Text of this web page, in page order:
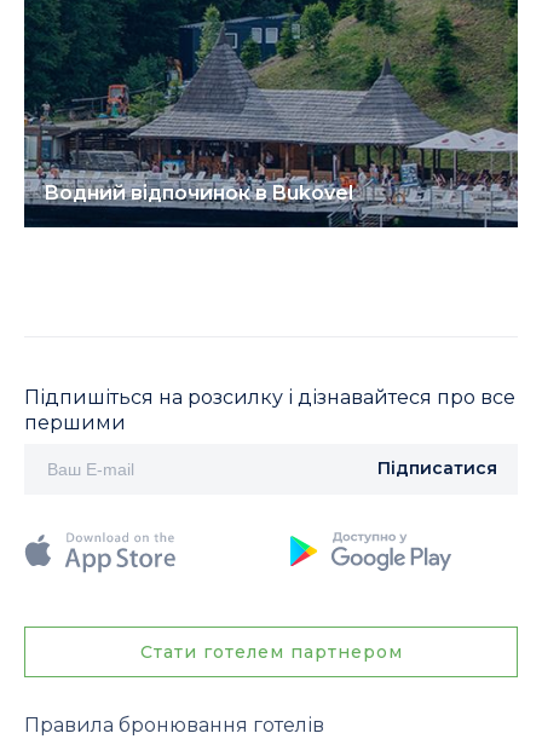
Водний відпочинок в Bukovel
Правила бронювання готелів
Підпишіться на розсилку і дізнавайтеся про все
першими
Підписатися
Стати готелем партнером